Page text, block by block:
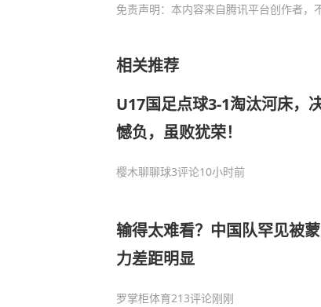
免责声明：本内容来自腾讯平台创作者，
相关推荐
U17国足点球3-1淘汰河床，
憾负，虽败犹荣！
樱木聊聊球3评论10小时前
输得太难看？中国队罕见被
力差距明显
罗掌柜体育213评论刚刚